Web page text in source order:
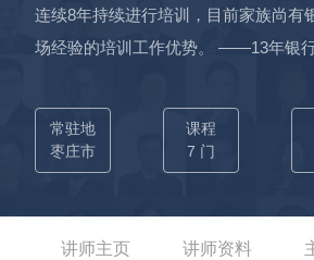
连续8年持续进行培训，目前家族尚有
场经验的培训工作优势。 ——13年银
分行、四川绵阳商业银行适老化辅导
州农商行、江苏省农商行、湖北省农
升、网点适老化服务能力提升等项目
月便转为总行机关正式员工，次年调
常驻地
枣庄市
课程
7 门
讲师主页 讲师资料